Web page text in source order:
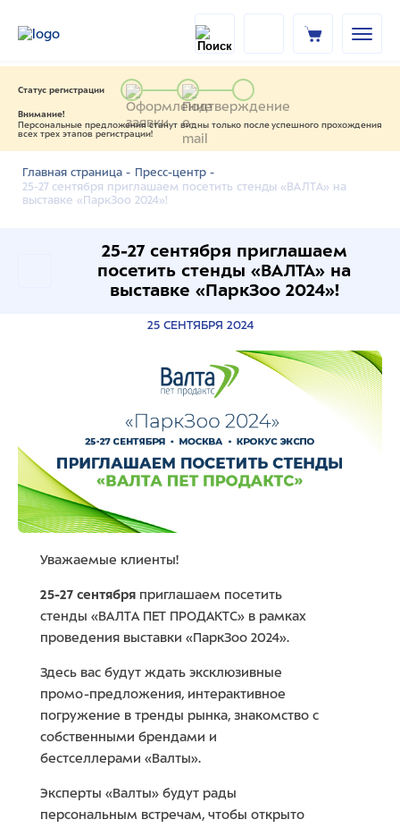
Статус регистрации
Внимание!
Персональные предложения станут видны только после успешного прохождения
всех трех этапов регистрации!
Главная страница - Пресс-центр -
25-27 сентября приглашаем посетить стенды «ВАЛТА» на
выставке «ПаркЗоо 2024»!
25-27 сентября приглашаем
посетить стенды «ВАЛТА» на
выставке «ПаркЗоо 2024»!
25 СЕНТЯБРЯ 2024
Уважаемые клиенты!
25-27 сентября приглашаем посетить
стенды «ВАЛТА ПЕТ ПРОДАКТС» в рамках
проведения выставки «ПаркЗоо 2024».
Здесь вас будут ждать эксклюзивные
промо-предложения, интерактивное
погружение в тренды рынка, знакомство с
собственными брендами и
бестселлерами «Валты».
Эксперты «Валты» будут рады
персональным встречам, чтобы открыто